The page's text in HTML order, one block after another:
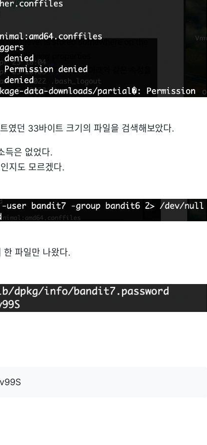
였던 33바이트 크기의 파일을 검색해보았다.
득은 없었다.
지도 모르겠다.
한 파일만 나왔다.